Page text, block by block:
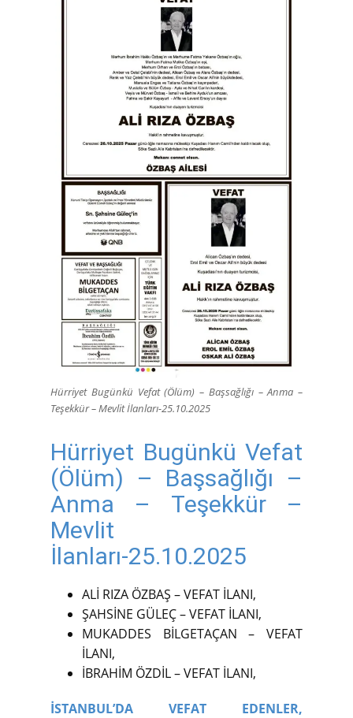
Hürriyet Bugünkü Vefat (Ölüm) – Başsağlığı – Anma –
Teşekkür – Mevlit İlanları-25.10.2025
Hürriyet Bugünkü Vefat
(Ölüm) – Başsağlığı –
Anma – Teşekkür –
Mevlit
İlanları-25.10.2025
ALİ RIZA ÖZBAŞ – VEFAT İLANI,
ŞAHSİNE GÜLEÇ – VEFAT İLANI,
MUKADDES BİLGETAÇAN – VEFAT
İLANI,
İBRAHİM ÖZDİL – VEFAT İLANI,
İSTANBUL’DA VEFAT EDENLER,